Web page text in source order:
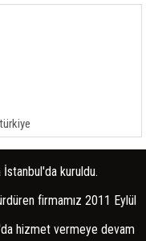
kuruldu.
firmamız 2011 Eylül
hizmet vermeye devam